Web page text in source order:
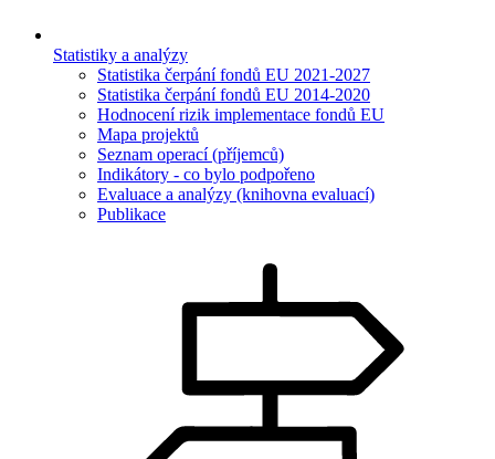
Statistiky a analýzy
Statistika čerpání fondů EU 2021-2027
Statistika čerpání fondů EU 2014-2020
Hodnocení rizik implementace fondů EU
Mapa projektů
Seznam operací (příjemců)
Indikátory - co bylo podpořeno
Evaluace a analýzy (knihovna evaluací)
Publikace